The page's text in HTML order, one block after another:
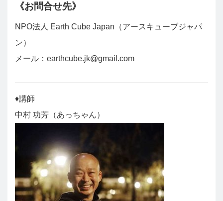
《お問合せ先》
NPO法人 Earth Cube Japan（アースキューブジャパ
ン）
メール：earthcube.jk@gmail.com
♦︎講師
中村 功芳（あっちゃん）